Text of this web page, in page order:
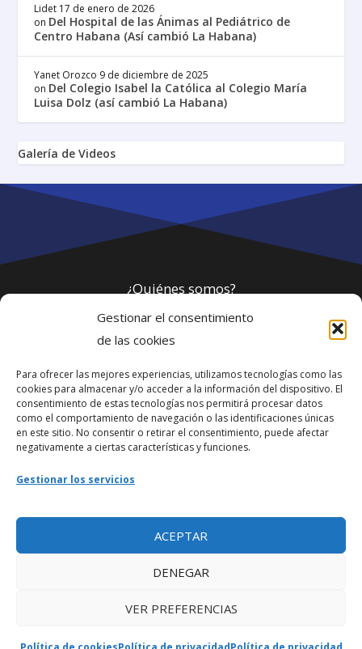
Gestionar el consentimiento
de las cookies
Para ofrecer las mejores experiencias, utilizamos tecnologías como las
cookies para almacenar y/o acceder a la información del dispositivo. El
consentimiento de estas tecnologías nos permitirá procesar datos
como el comportamiento de navegación o las identificaciones únicas
en este sitio. No consentir o retirar el consentimiento, puede afectar
negativamente a ciertas características y funciones.
Gestionar los servicios
ACEPTAR
DENEGAR
VER PREFERENCIAS
Lidet 17 de enero de 2026
on Del Hospital de las Ánimas al Pediátrico de
Centro Habana (Así cambió La Habana)
Yanet Orozco 9 de diciembre de 2025
on Del Colegio Isabel la Católica al Colegio María
Luisa Dolz (así cambió La Habana)
Galería de Videos
¿Quiénes somos?
Política de privacidad
Webmaster
soporte@fotosdlahabana.com
Nuestro e-mail:
Ir al grupo de Facebook